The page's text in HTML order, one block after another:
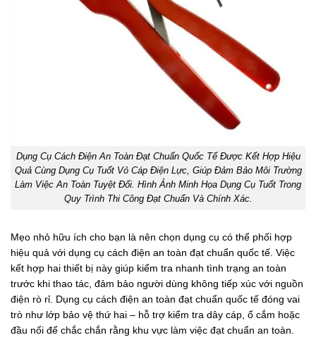
Dụng Cụ Cách Điện An Toàn Đạt Chuẩn Quốc Tế Được Kết Hợp Hiệu
Quả Cùng Dụng Cụ Tuốt Vỏ Cáp Điện Lực, Giúp Đảm Bảo Môi Trường
Làm Việc An Toàn Tuyệt Đối. Hình Ảnh Minh Họa Dụng Cụ Tuốt Trong
Quy Trình Thi Công Đạt Chuẩn Và Chính Xác.
Mẹo nhỏ hữu ích cho bạn là nên chọn dụng cụ có thể phối hợp
hiệu quả với dụng cụ cách điện an toàn đạt chuẩn quốc tế. Việc
kết hợp hai thiết bị này giúp kiểm tra nhanh tình trạng an toàn
trước khi thao tác, đảm bảo người dùng không tiếp xúc với nguồn
điện rò rỉ. Dụng cụ cách điện an toàn đạt chuẩn quốc tế đóng vai
trò như lớp bảo vệ thứ hai – hỗ trợ kiểm tra dây cáp, ổ cắm hoặc
đầu nối để chắc chắn rằng khu vực làm việc đạt chuẩn an toàn.